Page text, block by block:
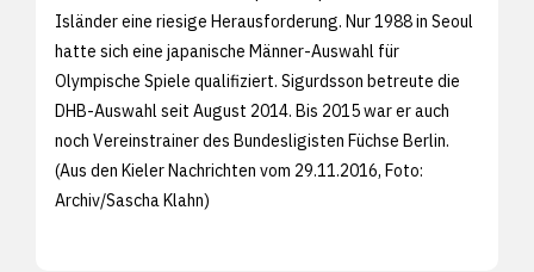
Isländer eine riesige Herausforderung. Nur 1988 in Seoul
hatte sich eine japanische Männer-Auswahl für
Olympische Spiele qualifiziert. Sigurdsson betreute die
DHB-Auswahl seit August 2014. Bis 2015 war er auch
noch Vereinstrainer des Bundesligisten Füchse Berlin.
(Aus den Kieler Nachrichten vom 29.11.2016, Foto:
Archiv/Sascha Klahn)